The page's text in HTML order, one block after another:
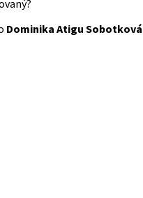
Dominika Atigu Sobotková